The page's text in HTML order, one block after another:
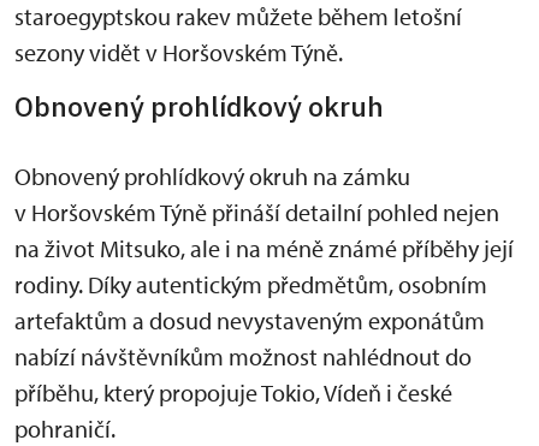
staroegyptskou rakev můžete během letošní
sezony vidět v Horšovském Týně.
Obnovený prohlídkový okruh
Obnovený prohlídkový okruh na zámku
v Horšovském Týně přináší detailní pohled nejen
na život Mitsuko, ale i na méně známé příběhy její
rodiny. Díky autentickým předmětům, osobním
artefaktům a dosud nevystaveným exponátům
nabízí návštěvníkům možnost nahlédnout do
příběhu, který propojuje Tokio, Vídeň i české
pohraničí.